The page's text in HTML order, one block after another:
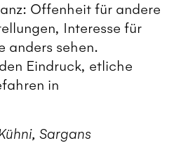
Offenheit für andere
Interesse für
anders sehen.
Eindruck, etliche
in
Sargans